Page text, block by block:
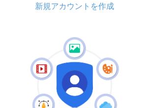
新規アカウントを作成